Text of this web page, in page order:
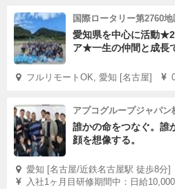
国際ロータリー第2760
愛知県を中心に活動
ア★一生の仲間と成長
フルリモートOK, 愛知 [名古屋]
アプコグループジャパン
誰かの命をつなぐ。誰
顔を想像する。
愛知 [名古屋/近鉄名古屋駅 徒歩8分]
入社1ヶ月目研修期間中：日給